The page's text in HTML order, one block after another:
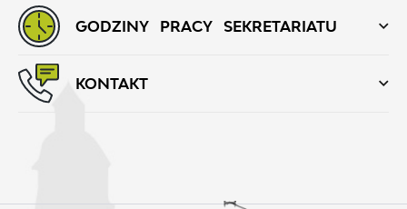
GODZINY PRACY SEKRETARIATU
KONTAKT